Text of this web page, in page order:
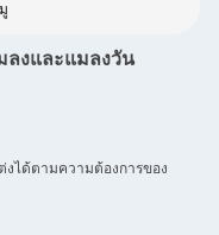
ลงและแมลงวัน
ต่งได้ตามความต้องการของ